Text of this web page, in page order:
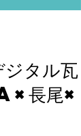
ジタル瓦
長尾×